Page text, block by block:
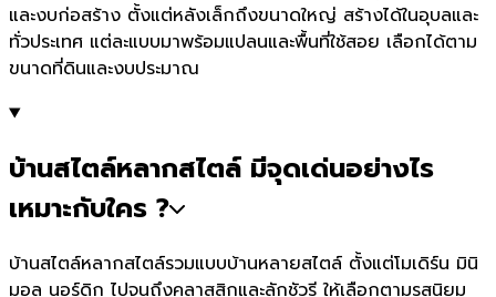
และงบก่อสร้าง ตั้งแต่หลังเล็กถึงขนาดใหญ่ สร้างได้ในอุบลและ
ทั่วประเทศ แต่ละแบบมาพร้อมแปลนและพื้นที่ใช้สอย เลือกได้ตาม
ขนาดที่ดินและงบประมาณ
บ้านสไตล์หลากสไตล์ มีจุดเด่นอย่างไร
เหมาะกับใคร ?
บ้านสไตล์หลากสไตล์รวมแบบบ้านหลายสไตล์ ตั้งแต่โมเดิร์น มินิ
มอล นอร์ดิก ไปจนถึงคลาสสิกและลักชัวรี ให้เลือกตามรสนิยม